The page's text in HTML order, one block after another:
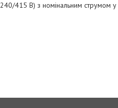
415 В) з номінальним струмом